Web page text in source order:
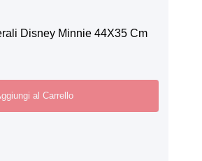
Disney Minnie 44X35 Cm
al Carrello